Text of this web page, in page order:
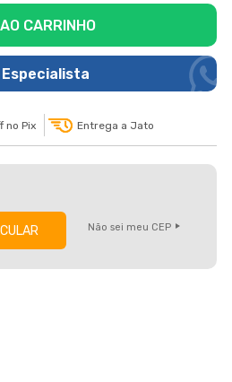
CARRINHO
no Pix Entrega a Jato
Não sei meu CEP